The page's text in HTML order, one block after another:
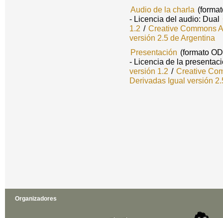
Audio de la charla
- Licencia del audio: Dual
1.2 / Creative Commons
versión 2.5 de Argentina
Presentación (formato
- Licencia de la
versión 1.2 / Creative
Derivadas Igual versión
Organizadores